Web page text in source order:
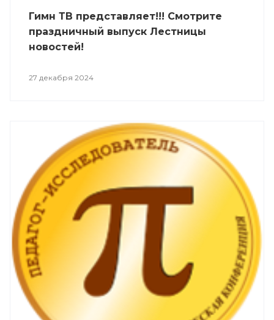
Гимн ТВ представляет!!! Смотрите
праздничный выпуск Лестницы
новостей!
27 декабря 2024